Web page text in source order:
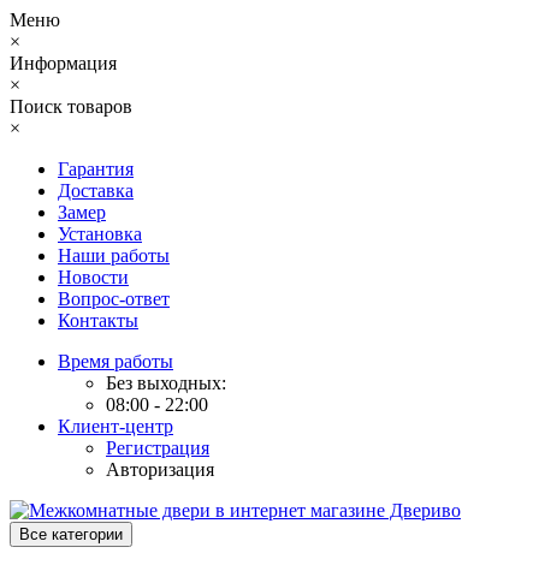
Меню
×
Информация
×
Поиск товаров
×
Гарантия
Доставка
Замер
Установка
Наши работы
Новости
Вопрос-ответ
Контакты
Время работы
Без выходных:
08:00 - 22:00
Клиент-центр
Регистрация
Авторизация
Все категории